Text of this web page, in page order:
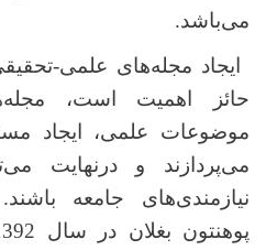
می‌باشد.
ایجاد مجله‌های علمی-
حائز اهمیت است،
موضوعات علمی، ایجاد
می‌پردازند و درنهایت
نیازمندیهای جامعه باشند.